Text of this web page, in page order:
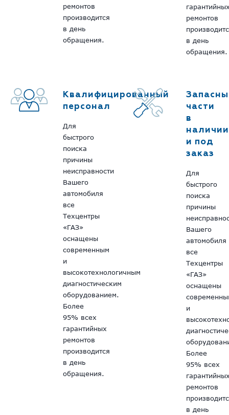
ремонтов
производится
в день
обращения.
ремонтов
в день
обращения.
Квалифицированный
персонал
Для
быстрого
поиска
причины
неисправности
Вашего
автомобиля
все
Техцентры
«ГАЗ»
оснащены
современным
и
высокотехнологичным
диагностическим
оборудованием.
Более
95% всех
гарантийных
ремонтов
производится
в день
обращения.
части
в
наличии
и под
заказ
Для
быстрого
поиска
причины
Вашего
автомобиля
все
Техцентры
«ГАЗ»
оснащены
и
Более
95% всех
ремонтов
в день